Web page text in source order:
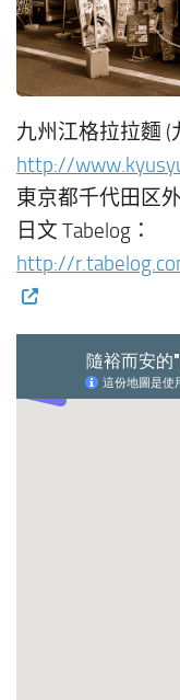
九州江格拉拉麵
http://
東京都千代田区
日文 Tabelog：
http://